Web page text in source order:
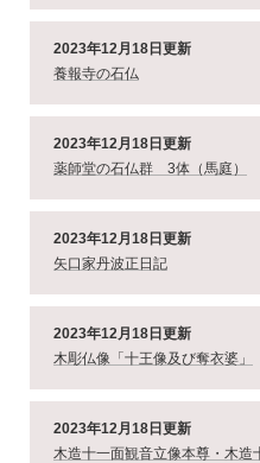
2023年12月18日更新
養報寺の石仏
2023年12月18日更新
薬師堂の石仏群 3体（馬庭）
2023年12月18日更新
矢口家丹波正日記
2023年12月18日更新
木彫仏像「十王像及び奪衣婆」
2023年12月18日更新
木造十一面観音立像本尊・木造